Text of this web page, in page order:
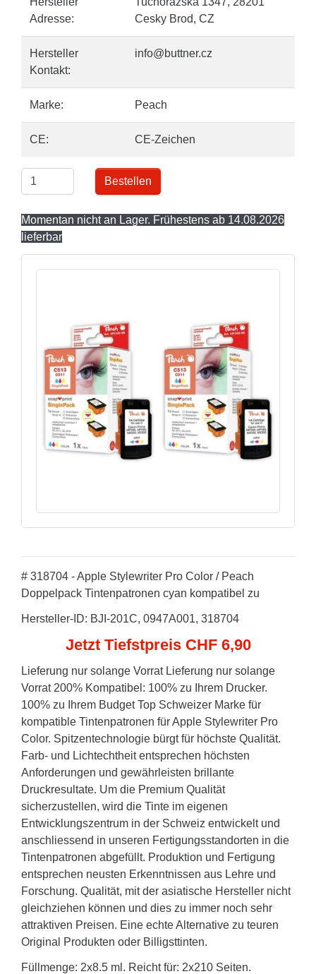
Adresse:
Cesky Brod, CZ
Hersteller
Kontakt:
info@buttner.cz
Marke: Peach
CE: CE-Zeichen
Bestellen
Momentan nicht an Lager. Frühestens ab 14.08.2026
lieferbar
# 318704 - Apple Stylewriter Pro Color / Peach
Doppelpack Tintenpatronen cyan kompatibel zu
Hersteller-ID: BJI-201C, 0947A001, 318704
Jetzt Tiefstpreis CHF 6,90
Lieferung nur solange Vorrat Lieferung nur solange
Vorrat 200% Kompatibel: 100% zu Ihrem Drucker.
100% zu Ihrem Budget Top Schweizer Marke für
kompatible Tintenpatronen für Apple Stylewriter Pro
Color. Spitzentechnologie bürgt für höchste Qualität.
Farb- und Lichtechtheit entsprechen höchsten
Anforderungen und gewährleisten brillante
Druckresultate. Um die Premium Qualität
sicherzustellen, wird die Tinte im eigenen
Entwicklungszentrum in der Schweiz entwickelt und
anschliessend in unseren Fertigungsstandorten in die
Tintenpatronen abgefüllt. Produktion und Fertigung
entsprechen neusten Erkenntnissen aus Lehre und
Forschung. Qualität, mit der asiatische Hersteller nicht
gleichziehen können und dies zu immer noch sehr
attraktiven Preisen. Eine echte Alternative zu teuren
Original Produkten oder Billigsttinten.
Füllmenge: 2x8.5 ml. Reicht für: 2x210 Seiten.